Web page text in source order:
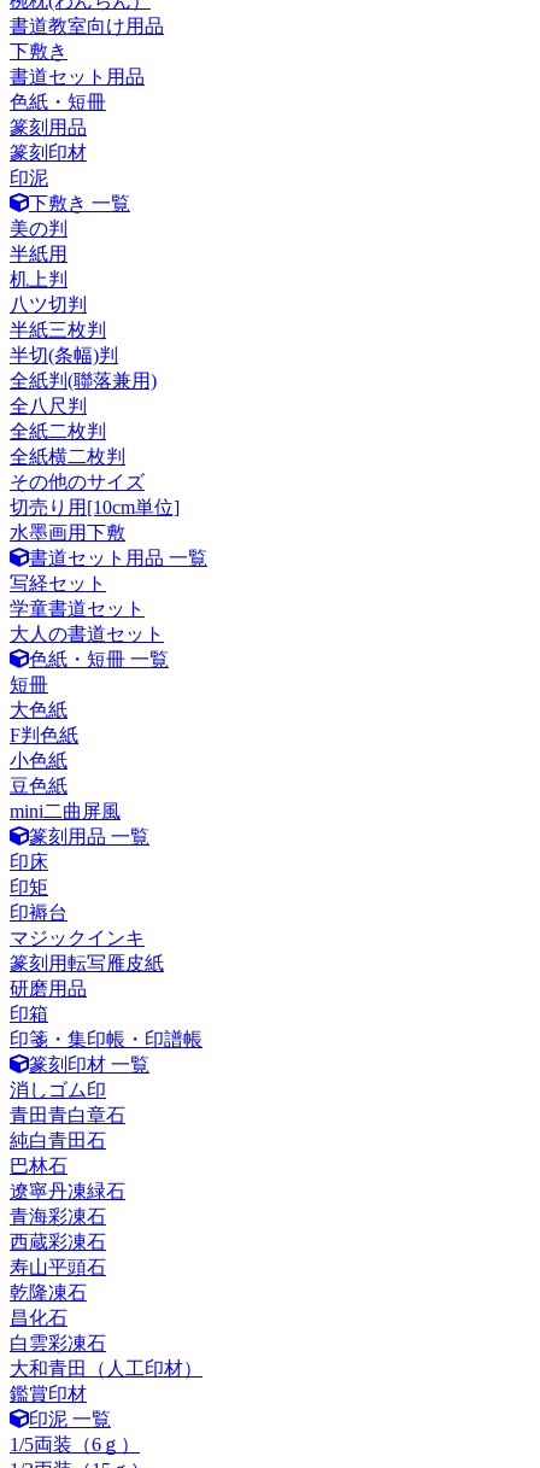
書道教室向け用品
下敷き
書道セット用品
色紙・短冊
篆刻用品
篆刻印材
印泥
下敷き 一覧
美の判
半紙用
机上判
八ツ切判
半紙三枚判
半切(条幅)判
全紙判(聯落兼用)
全八尺判
全紙二枚判
全紙横二枚判
その他のサイズ
切売り用[10cm単位]
水墨画用下敷
書道セット用品 一覧
写経セット
学童書道セット
大人の書道セット
色紙・短冊 一覧
短冊
大色紙
F判色紙
小色紙
豆色紙
mini二曲屏風
篆刻用品 一覧
印床
印矩
印褥台
マジックインキ
篆刻用転写雁皮紙
研磨用品
印箱
印箋・集印帳・印譜帳
篆刻印材 一覧
消しゴム印
青田青白章石
純白青田石
巴林石
遼寧丹凍緑石
青海彩凍石
西蔵彩凍石
寿山平頭石
乾隆凍石
昌化石
白雲彩凍石
大和青田（人工印材）
鑑賞印材
印泥 一覧
1/5両装（6ｇ）